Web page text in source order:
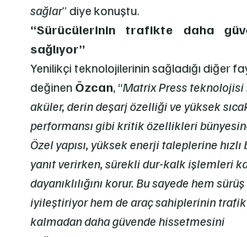
sağlar” diye konuştu.
“Sürücülerinin trafikte daha
sağlıyor”
Yenilikçi teknolojilerinin sağladığı diğer
değinen Özcan, “Matrix Press
aküler, derin deşarj özelliği ve yüksek
performansı gibi kritik özellikleri
Özel yapısı, yüksek enerji taleplerine
yanıt verirken, sürekli dur-kalk işlemleri
dayanıklılığını korur. Bu sayede hem
iyileştiriyor hem de araç sahiplerinin
kalmadan daha güvende hissetmesini